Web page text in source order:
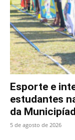
Esporte e
estudantes
da
5 de agosto de 2026